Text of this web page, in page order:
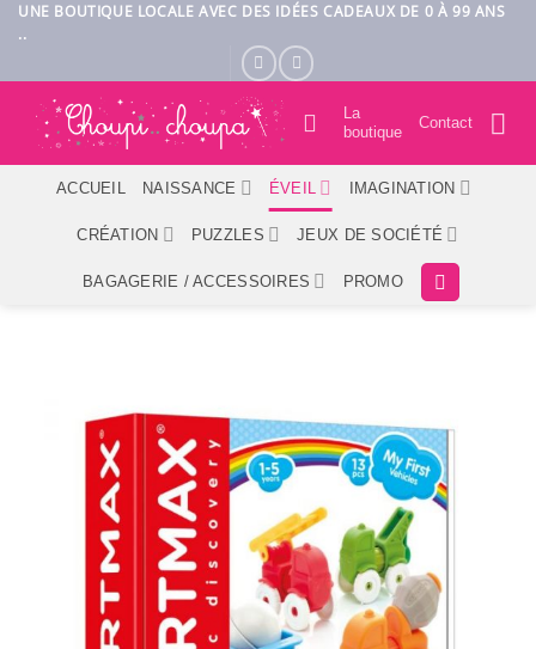
Passer
au
UNE BOUTIQUE LOCALE AVEC DES IDÉES CADEAUX DE 0 À 99 ANS
..
La
boutique
Contact
ACCUEIL NAISSANCE ÉVEIL IMAGINATION
CRÉATION PUZZLES JEUX DE SOCIÉTÉ
BAGAGERIE / ACCESSOIRES PROMO